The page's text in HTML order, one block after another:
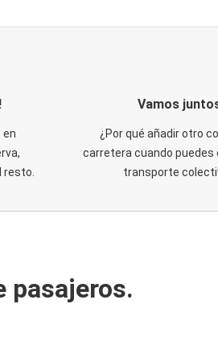
en
Vamos
¿Por qué añadir otro
carretera cuando puedes
transporte
pasajeros.